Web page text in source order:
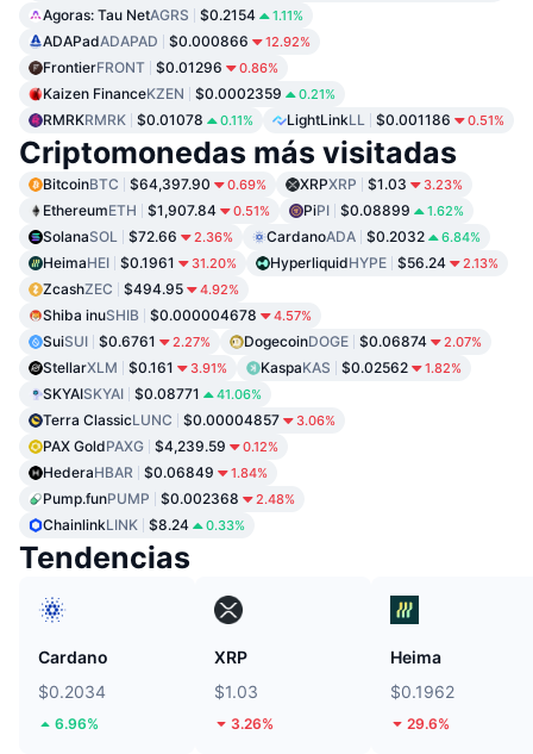
Agoras: Tau NetAGRS $0.2154 1.11%
ADAPadADAPAD $0.000866 12.92%
FrontierFRONT $0.01296 0.86%
Kaizen FinanceKZEN $0.0002359 0.21%
RMRKRMRK $0.01078 0.11% LightLinkLL $0.001186 0.51%
Criptomonedas más visitadas
BitcoinBTC $64,397.90 0.69% XRPXRP $1.03 3.23%
EthereumETH $1,907.84 0.51% PiPI $0.08899 1.62%
SolanaSOL $72.66 2.36% CardanoADA $0.2032 6.84%
HeimaHEI $0.1961 31.20% HyperliquidHYPE $56.24 2.13%
ZcashZEC $494.95 4.92%
Shiba inuSHIB $0.000004678 4.57%
SuiSUI $0.6761 2.27% DogecoinDOGE $0.06874 2.07%
StellarXLM $0.161 3.91% KaspaKAS $0.02562 1.82%
SKYAISKYAI $0.08771 41.06%
Terra ClassicLUNC $0.00004857 3.06%
PAX GoldPAXG $4,239.59 0.12%
HederaHBAR $0.06849 1.84%
Pump.funPUMP $0.002368 2.48%
ChainlinkLINK $8.24 0.33%
Tendencias
Cardano
$0.2034
6.96%
XRP
$1.03
3.26%
Heima
$0.1962
29.6%